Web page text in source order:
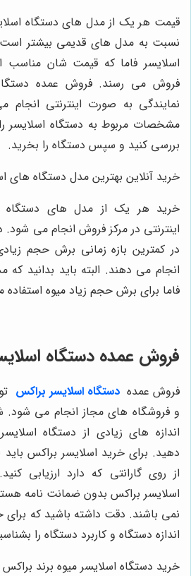
قیمت هر یک از مدل های دستگاه
نسبت به مدل های قدیمی بیشتر
اسلایسر فاما که قیمت شان
فروش می رسند. فروش عمده
نمایندگی به صورت اینترنتی
مشخصات مربوط به دستگاه اسلایسر
بررسی کنید و سپس دستگاه را بخرید.
خرید آنلاین بهترین مدل دستگاه های
خرید هر یک از مدل های دستگاه
اینترنتی در مرکز فروش انجام می شود.
در کمترین بازه زمانی برش حجم
انجام می دهند. البته باید بدانید
فاما برای برش حجم زیاد میوه
فروش عمده دستگاه
فروش عمدهدستگاه اسلایسر براکس
و فروشگاه های مجاز انجام می شود.
اندازه های زیادی از دستگاه
دهید. برای خرید اسلایسر براکس
از روی گارانتی که دارد ارزیابی
اسلایسر براکس بدون ضمانت نامه
نمی باشند. دقت داشته باشید که برای
اندازه دستگاه و کاربرد دستگاه را
خرید دستگاه اسلایسر میوه برند براکس